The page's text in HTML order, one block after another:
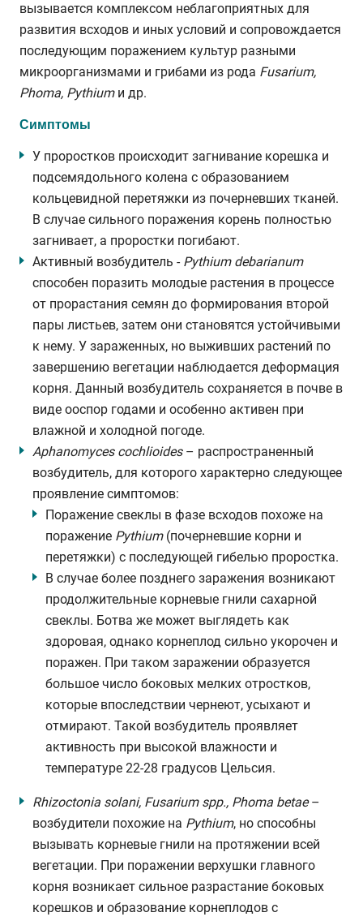
вызывается комплексом неблагоприятных для
развития всходов и иных условий и сопровождается
последующим поражением культур разными
микроорганизмами и грибами из рода Fusarium,
Phoma, Pythiumи др.
Симптомы
У проростков происходит загнивание корешка и
подсемядольного колена с образованием
кольцевидной перетяжки из почерневших тканей.
В случае сильного поражения корень полностью
загнивает, а проростки погибают.
Активный возбудитель - Pythium debarianum
способен поразить молодые растения в процессе
от прорастания семян до формирования второй
пары листьев, затем они становятся устойчивыми
к нему. У зараженных, но выживших растений по
завершению вегетации наблюдается деформация
корня. Данный возбудитель сохраняется в почве в
виде ооспор годами и особенно активен при
влажной и холодной погоде.
Aphanomyces cochlioides– распространенный
возбудитель, для которого характерно следующее
проявление симптомов:
Поражение свеклы в фазе всходов похоже на
поражение Pythium(почерневшие корни и
перетяжки) с последующей гибелью проростка.
В случае более позднего заражения возникают
продолжительные корневые гнили сахарной
свеклы. Ботва же может выглядеть как
здоровая, однако корнеплод сильно укорочен и
поражен. При таком заражении образуется
большое число боковых мелких отростков,
которые впоследствии чернеют, усыхают и
отмирают. Такой возбудитель проявляет
активность при высокой влажности и
температуре 22-28 градусов Цельсия.
Rhizoctonia solani, Fusarium spp., Phoma betae–
возбудители похожие на Pythium, но способны
вызывать корневые гнили на протяжении всей
вегетации. При поражении верхушки главного
корня возникает сильное разрастание боковых
корешков и образование корнеплодов с